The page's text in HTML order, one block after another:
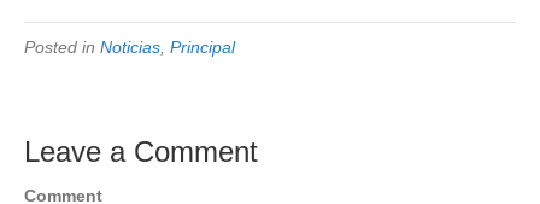
Posted in Noticias Principal
Leave a Comment
Comment